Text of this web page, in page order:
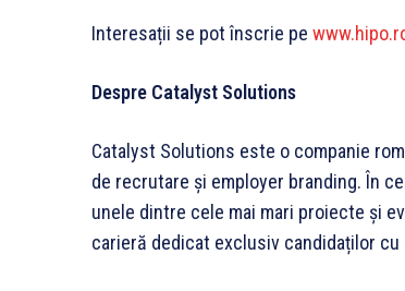
Interesații se pot înscrie pe
Despre Catalyst Solutions
Catalyst Solutions este o companie
de recrutare și employer branding. În
unele dintre cele mai mari proiecte și
carieră dedicat exclusiv candidaților